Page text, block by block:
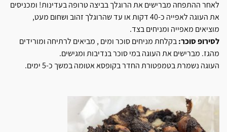
לאחר ההתפחה מברישים את הרוגלך בביצה טרופה בעדינות! ומכניסים
את העוגה לאפייה כ-40 דקות או עד שהרוגלך זהוב ושחום מעט,
מוציאים מאפייה ומניחים בצד.
לסירופ סוכר: בקלחת מניחים סוכר ומים , מביאים לרתיחה ומורידים
מהגז. מברישים את העוגה במי סוכר בנדיבות ומגישים.
העוגה נשמרת בטמפטורת החדר בקופסא אטומה במשך כ-5 ימים.